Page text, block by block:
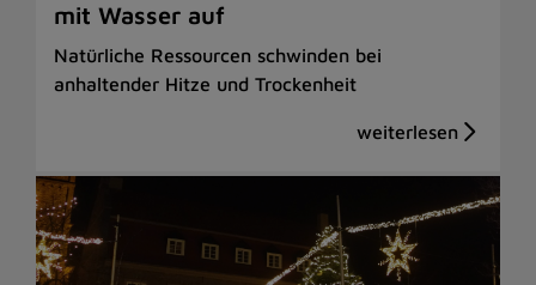
mit Wasser auf
Natürliche Ressourcen schwinden bei
anhaltender Hitze und Trockenheit